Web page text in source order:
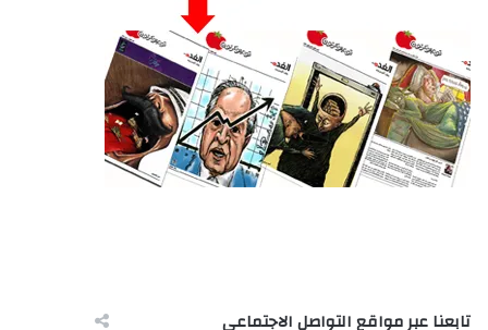
تابعنا عبر مواقع التواصل الاجتماعى